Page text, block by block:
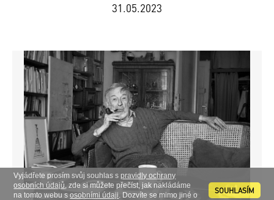
Vyjádřete prosím svůj souhlas spravidly ochrany
osobních údajů, zde si můžete přečíst, jak nakládáme
na tomto webu sosobními údaji. Dozvíte se mimo jiné o
SOUHLASÍM
31.05.2023